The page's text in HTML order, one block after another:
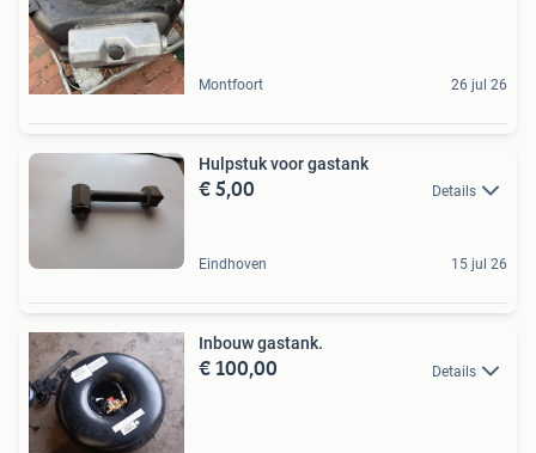
Montfoort 26 jul 26
Hulpstuk voor gastank
€ 5,00 Details
Eindhoven 15 jul 26
Inbouw gastank.
€ 100,00 Details